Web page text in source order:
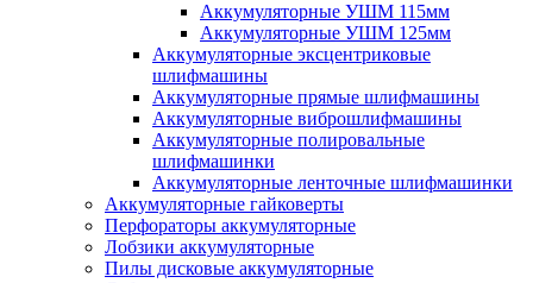
Аккумуляторные УШМ 115мм
Аккумуляторные УШМ 125мм
Аккумуляторные эксцентриковые
шлифмашины
Аккумуляторные прямые шлифмашины
Аккумуляторные виброшлифмашины
Аккумуляторные полировальные
шлифмашинки
Аккумуляторные ленточные шлифмашинки
Аккумуляторные гайковерты
Перфораторы аккумуляторные
Лобзики аккумуляторные
Пилы дисковые аккумуляторные